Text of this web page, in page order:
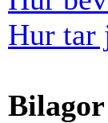
Hur tar
Bilagor